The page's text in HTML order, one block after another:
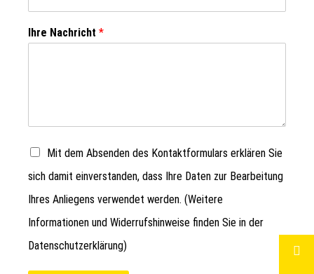
Ihre Nachricht *
Mit dem Absenden des Kontaktformulars erklären Sie
sich damit einverstanden, dass Ihre Daten zur Bearbeitung
Ihres Anliegens verwendet werden. (Weitere
Informationen und Widerrufshinweise finden Sie in der
Datenschutzerklärung)